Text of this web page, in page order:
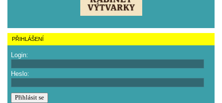
PŘIHLÁŠENÍ
Login:
Heslo: